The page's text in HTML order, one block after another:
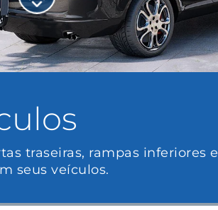
traseiras, rampas inferiores e
seus veículos.